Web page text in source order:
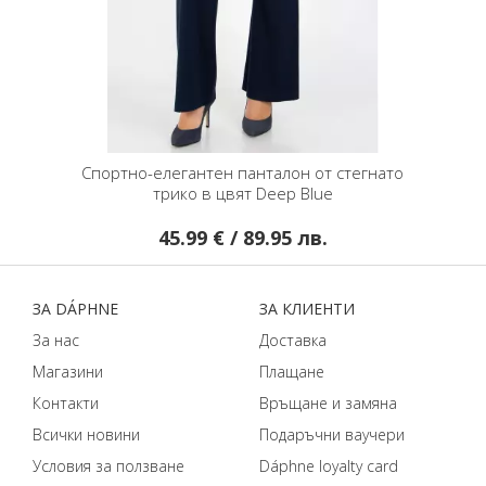
Спортно-елегантен панталон от стегнато
трико в цвят Deep Blue
45.99 € / 89.95 лв.
ЗA DÁPHNЕ
За нас
Магазини
Контакти
Всички новини
Условия за ползване
ЗA КЛИЕНТИ
Доставка
Плащане
Връщане и замяна
Подаръчни ваучери
Dáphnе loyalty card